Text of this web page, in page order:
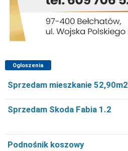
Ogłoszenia
Sprzedam mieszkanie 52,90m2
Sprzedam Skoda Fabia 1.2
Podnośnik koszowy